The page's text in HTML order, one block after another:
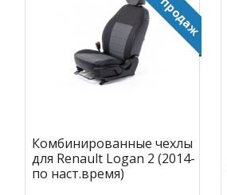
Комбинированные чехлы
для Renault Logan 2 (2014-
по наст.время)